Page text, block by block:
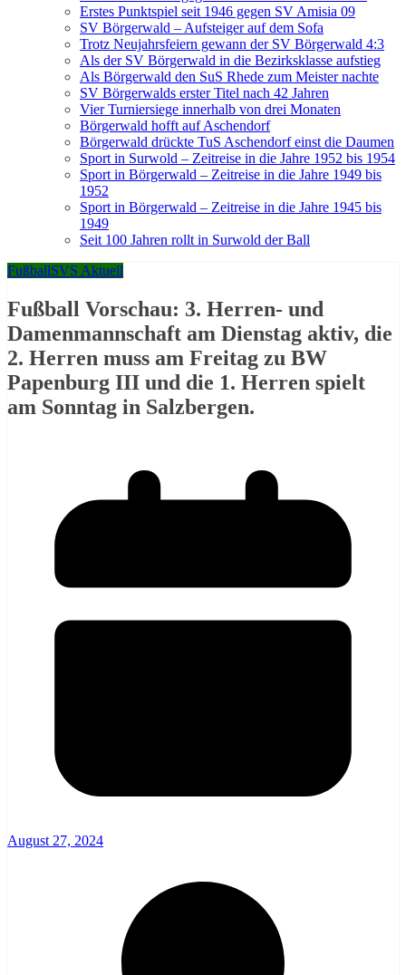
Erstes Punktspiel seit 1946 gegen SV Amisia 09
SV Börgerwald – Aufsteiger auf dem Sofa
Trotz Neujahrsfeiern gewann der SV Börgerwald 4:3
Als der SV Börgerwald in die Bezirksklasse aufstieg
Als Börgerwald den SuS Rhede zum Meister nachte
SV Börgerwalds erster Titel nach 42 Jahren
Vier Turniersiege innerhalb von drei Monaten
Börgerwald hofft auf Aschendorf
Börgerwald drückte TuS Aschendorf einst die Daumen
Sport in Surwold – Zeitreise in die Jahre 1952 bis 1954
Sport in Börgerwald – Zeitreise in die Jahre 1949 bis
1952
Sport in Börgerwald – Zeitreise in die Jahre 1945 bis
1949
Seit 100 Jahren rollt in Surwold der Ball
FußballSVS Aktuell
Fußball Vorschau: 3. Herren- und
Damenmannschaft am Dienstag aktiv, die
2. Herren muss am Freitag zu BW
Papenburg III und die 1. Herren spielt
am Sonntag in Salzbergen.
August 27, 2024